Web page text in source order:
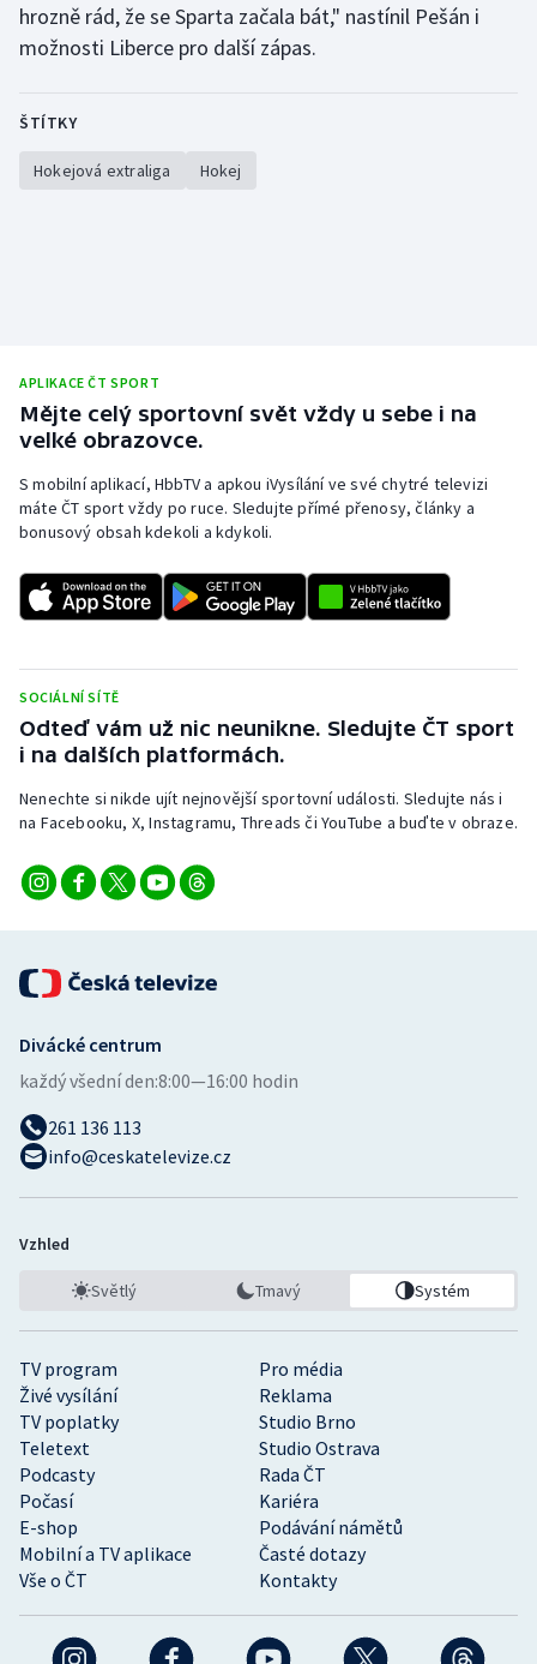
hrozně rád, že se Sparta začala bát," nastínil Pešán i
možnosti Liberce pro další zápas.
ŠTÍTKY
Hokejová extraliga Hokej
APLIKACE ČT SPORT
Mějte celý sportovní svět vždy u sebe i na
velké obrazovce.
S mobilní aplikací, HbbTV a apkou iVysílání ve své chytré televizi
máte ČT sport vždy po ruce. Sledujte přímé přenosy, články a
bonusový obsah kdekoli a kdykoli.
SOCIÁLNÍ SÍTĚ
Odteď vám už nic neunikne. Sledujte ČT sport
i na dalších platformách.
Nenechte si nikde ujít nejnovější sportovní události. Sledujte nás i
na Facebooku, X, Instagramu, Threads či YouTube a buďte v obraze.
TV program
Pro média
Živé vysílání
Reklama
TV poplatky
Studio Brno
Teletext
Studio Ostrava
Podcasty
Rada ČT
Počasí
Kariéra
E-shop
Podávání námětů
Mobilní a TV aplikace
Časté dotazy
Vše o ČT
Kontakty
Divácké centrum
každý všední den:8:00—16:00 hodin
261 136 113
info@ceskatelevize.cz
Vzhled
Světlý Tmavý Systém